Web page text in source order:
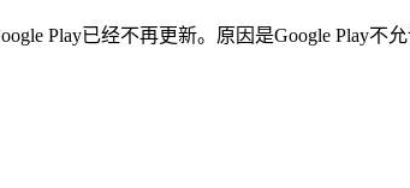
Play已经不再更新。原因是Google Play不允